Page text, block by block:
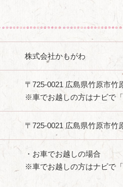
株式会社かもがわ
〒725-0021 広島県竹原市竹
※車でお越しの方はナビで
〒725-0021 広島県竹原市竹
・お車でお越しの場合
※車でお越しの方はナビで